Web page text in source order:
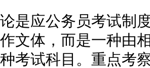
应公务员考试制度
文体，而是一种由
考试科目。重点考